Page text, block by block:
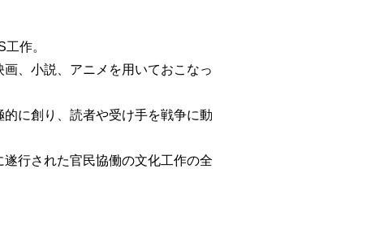
作。
、小説、アニメを用いておこなっ
に創り、読者や受け手を戦争に動
行された官民協働の文化工作の全